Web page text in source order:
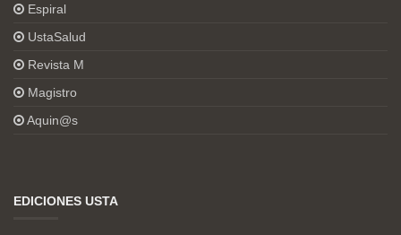
Espiral
UstaSalud
Revista M
Magistro
Aquin@s
EDICIONES USTA